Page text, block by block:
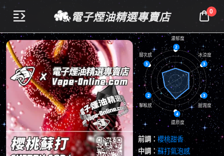
 電子煙油精選專賣店 0
2
3
3
4
2
3
濃郁度
冰涼度
甜潤度
還原度
擊喉感
層次感
前調： 櫻桃甜香
中調：蘇打氣泡感